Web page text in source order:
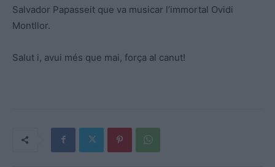
Salvador Papasseit que va musicar l’immortal Ovidi
Montllor.
Salut i, avui més que mai, força al canut!